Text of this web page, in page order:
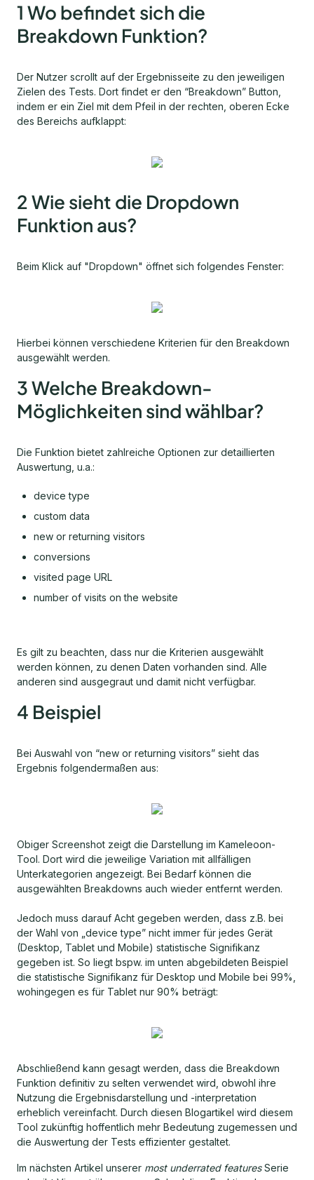
1 Wo befindet sich die
Breakdown Funktion?
Der Nutzer scrollt auf der Ergebnisseite zu den jeweiligen
Zielen des Tests. Dort findet er den “Breakdown” Button,
indem er ein Ziel mit dem Pfeil in der rechten, oberen Ecke
des Bereichs aufklappt:
2 Wie sieht die Dropdown
Funktion aus?
Beim Klick auf "Dropdown" öffnet sich folgendes Fenster:
Hierbei können verschiedene Kriterien für den Breakdown
ausgewählt werden.
3 Welche Breakdown-
Möglichkeiten sind wählbar?
Die Funktion bietet zahlreiche Optionen zur detaillierten
Auswertung, u.a.:
device type
custom data
new or returning visitors
conversions
visited page URL
number of visits on the website
Es gilt zu beachten, dass nur die Kriterien ausgewählt
werden können, zu denen Daten vorhanden sind. Alle
anderen sind ausgegraut und damit nicht verfügbar.
4 Beispiel
Bei Auswahl von “new or returning visitors” sieht das
Ergebnis folgendermaßen aus:
Obiger Screenshot zeigt die Darstellung im Kameleoon-
Tool. Dort wird die jeweilige Variation mit allfälligen
Unterkategorien angezeigt. Bei Bedarf können die
ausgewählten Breakdowns auch wieder entfernt werden.
Jedoch muss darauf Acht gegeben werden, dass z.B. bei
der Wahl von „device type” nicht immer für jedes Gerät
(Desktop, Tablet und Mobile) statistische Signifikanz
gegeben ist. So liegt bspw. im unten abgebildeten Beispiel
die statistische Signifikanz für Desktop und Mobile bei 99%,
wohingegen es für Tablet nur 90% beträgt:
Abschließend kann gesagt werden, dass die Breakdown
Funktion definitiv zu selten verwendet wird, obwohl ihre
Nutzung die Ergebnisdarstellung und -interpretation
erheblich vereinfacht. Durch diesen Blogartikel wird diesem
Tool zukünftig hoffentlich mehr Bedeutung zugemessen und
die Auswertung der Tests effizienter gestaltet.
Im nächsten Artikel unserer most underrated featuresSerie